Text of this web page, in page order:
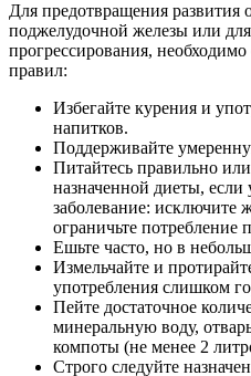
Для предотвращения развития
поджелудочной железы или
прогрессирования,
правил:
Избегайте курения и
напитков.
Поддерживайте
Питайтесь правильно
назначенной диеты, если
заболевание:
ограничьте потребление
Ешьте часто, но в
Измельчайте и
употребления слишком
Пейте достаточное
минеральную воду,
компоты (не менее 2
Строго следуйте